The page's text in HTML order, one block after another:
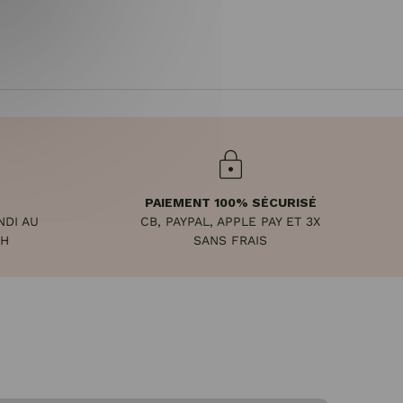
AU
PAIEMENT 100% SÉCURISÉ
CB, PAYPAL, APPLE PAY ET 3X
SANS FRAIS